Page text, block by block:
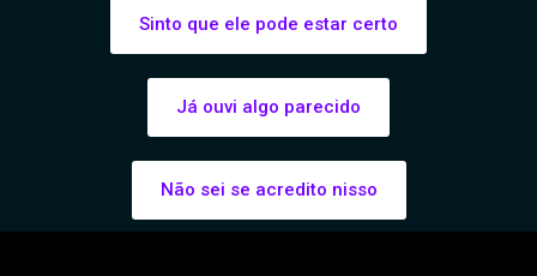
Sinto que ele pode estar certo
Já ouvi algo parecido
Não sei se acredito nisso